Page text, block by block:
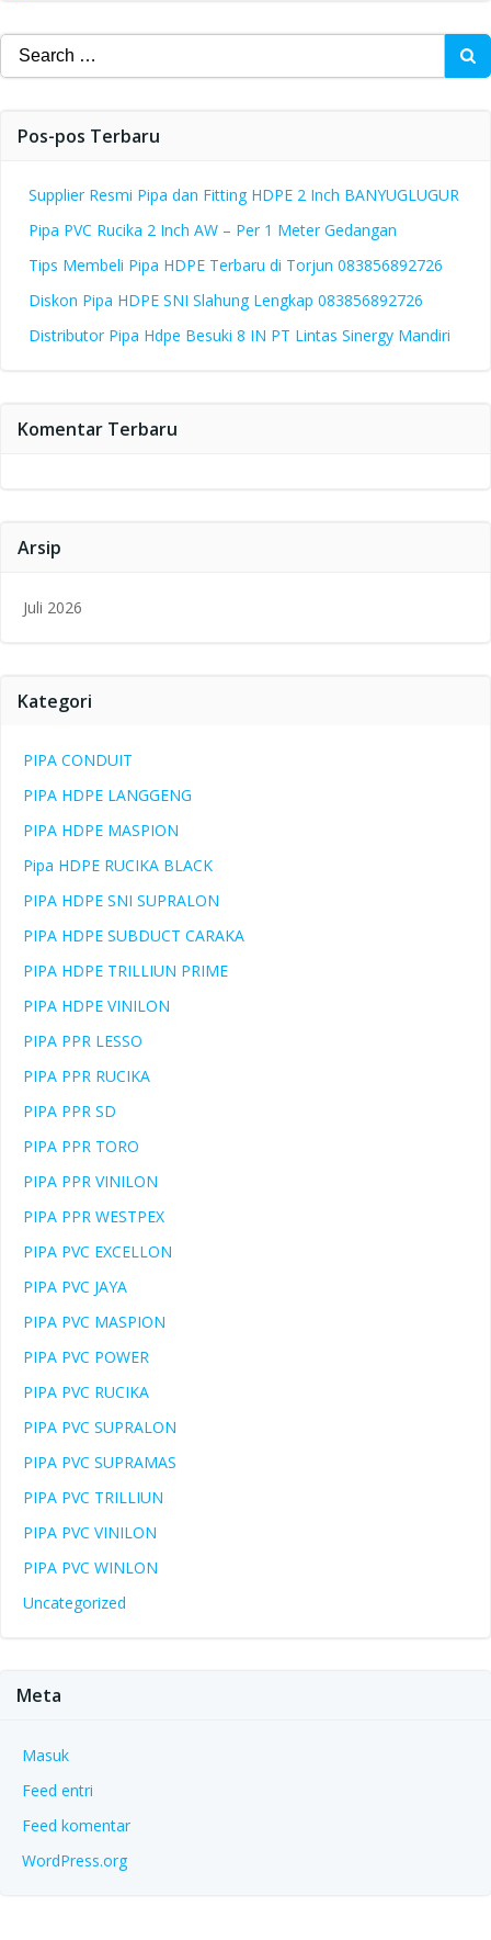
Search
for:
Pos-pos Terbaru
Supplier Resmi Pipa dan Fitting HDPE 2 Inch BANYUGLUGUR
Pipa PVC Rucika 2 Inch AW – Per 1 Meter Gedangan
Tips Membeli Pipa HDPE Terbaru di Torjun 083856892726
Diskon Pipa HDPE SNI Slahung Lengkap 083856892726
Distributor Pipa Hdpe Besuki 8 IN PT Lintas Sinergy Mandiri
Komentar Terbaru
Arsip
Juli 2026
Kategori
PIPA CONDUIT
PIPA HDPE LANGGENG
PIPA HDPE MASPION
Pipa HDPE RUCIKA BLACK
PIPA HDPE SNI SUPRALON
PIPA HDPE SUBDUCT CARAKA
PIPA HDPE TRILLIUN PRIME
PIPA HDPE VINILON
PIPA PPR LESSO
PIPA PPR RUCIKA
PIPA PPR SD
PIPA PPR TORO
PIPA PPR VINILON
PIPA PPR WESTPEX
PIPA PVC EXCELLON
PIPA PVC JAYA
PIPA PVC MASPION
PIPA PVC POWER
PIPA PVC RUCIKA
PIPA PVC SUPRALON
PIPA PVC SUPRAMAS
PIPA PVC TRILLIUN
PIPA PVC VINILON
PIPA PVC WINLON
Uncategorized
Meta
Masuk
Feed entri
Feed komentar
WordPress.org